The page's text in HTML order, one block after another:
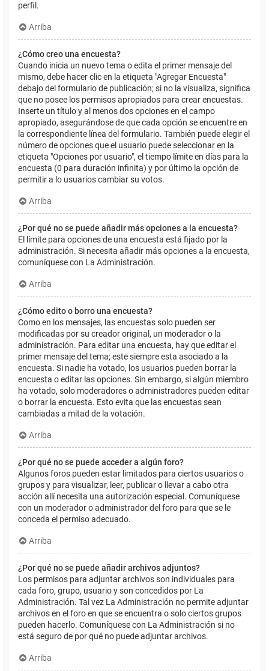
perfil.
Arriba
¿Cómo creo una encuesta?
Cuando inicia un nuevo tema o edita el primer mensaje del
mismo, debe hacer clic en la etiqueta "Agregar Encuesta"
debajo del formulario de publicación; si no la visualiza, significa
que no posee los permisos apropiados para crear encuestas.
Inserte un título y al menos dos opciones en el campo
apropiado, asegurándose de que cada opción se encuentre en
la correspondiente línea del formulario. También puede elegir el
número de opciones que el usuario puede seleccionar en la
etiqueta "Opciones por usuario", el tiempo límite en días para la
encuesta (0 para duración infinita) y por último la opción de
permitir a lo usuarios cambiar su votos.
Arriba
¿Por qué no se puede añadir más opciones a la encuesta?
El límite para opciones de una encuesta está fijado por la
administración. Si necesita añadir más opciones a la encuesta,
comuníquese con La Administración.
Arriba
¿Cómo edito o borro una encuesta?
Como en los mensajes, las encuestas solo pueden ser
modificadas por su creador original, un moderador o la
administración. Para editar una encuesta, hay que editar el
primer mensaje del tema; este siempre esta asociado a la
encuesta. Si nadie ha votado, los usuarios pueden borrar la
encuesta o editar las opciones. Sin embargo, si algún miembro
ha votado, solo moderadores o administradores pueden editar
o borrar la encuesta. Esto evita que las encuestas sean
cambiadas a mitad de la votación.
Arriba
¿Por qué no se puede acceder a algún foro?
Algunos foros pueden estar limitados para ciertos usuarios o
grupos y para visualizar, leer, publicar o llevar a cabo otra
acción allí necesita una autorización especial. Comuníquese
con un moderador o administrador del foro para que se le
conceda el permiso adecuado.
Arriba
¿Por qué no se puede añadir archivos adjuntos?
Los permisos para adjuntar archivos son individuales para
cada foro, grupo, usuario y son concedidos por La
Administración. Tal vez La Administración no permite adjuntar
archivos en el foro en que se encuentra o solo ciertos grupos
pueden hacerlo. Comuníquese con La Administración si no
está seguro de por qué no puede adjuntar archivos.
Arriba